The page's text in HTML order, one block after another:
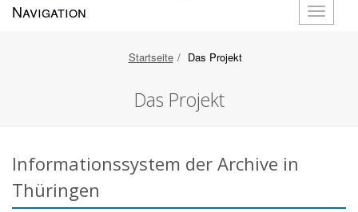
öffnen
Navigation
Startseite Das Projekt
Das Projekt
Informationssystem der Archive in
Thüringen